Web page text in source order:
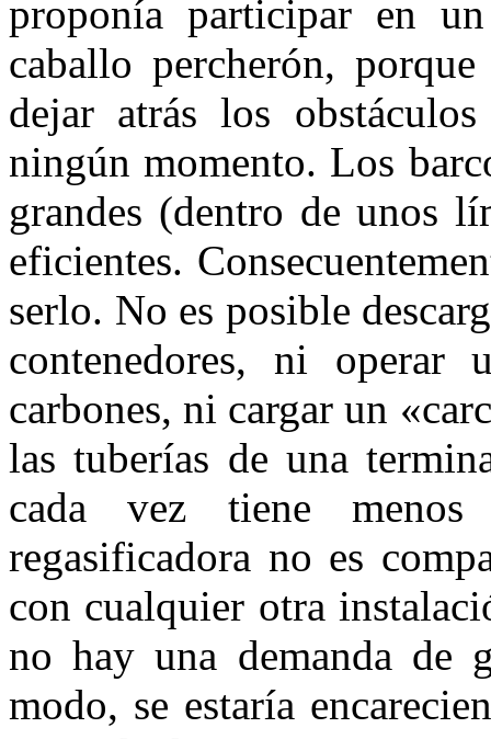
proponía participar en
caballo percherón,
dejar atrás los
ningún momento. Los
grandes (dentro de unos
eficientes.
serlo. No es posible
contenedores, ni
carbones, ni cargar un
las tuberías de una
cada vez tiene
regasificadora no es
con cualquier otra
no hay una demanda de
modo, se estaría